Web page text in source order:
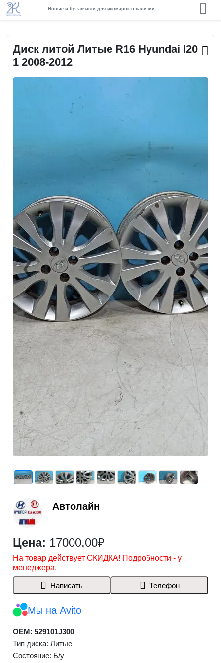
Новые и бу запчасти для иномарок в наличии
Диск литой Литые R16 Hyundai I20
1 2008-2012
❮Previous ❯
Next
Автолайн
Цена: 17000,00₽
На товар действует СКИДКА! Подробности - у
менеджера.
Написать Телефон
Мы на Avito
OEM: 529101J300
Тип диска: Литые
Состояние: Б/у